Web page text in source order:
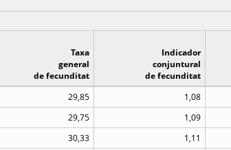
Taxa
general
de fecunditat
Indicador
conjuntural
de fecunditat
29,85 1,08
29,75 1,09
30,33 1,11